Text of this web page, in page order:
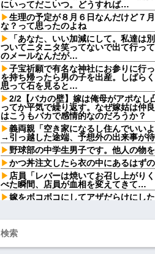
にいってだこいつ。どうすれば…
生理の予定が８月６日なんだけど７
な？って思ったのよね
「あなた、いい加減にして。私達は
ついてニタニタ笑ってないで出て行っ
のメールなんだが…
子宝祈願で有名な神社にお参りに行
を持ち帰ったら男の子を出産。しばら
思って石を見ると…
2/2【バカの壁】嫁は俺母がアポなし
ってか平気で繰り返す。なぜ嫁姑は仲
はこうもバカで感情的なのだろうか？
義両親「空き家になるし住んでいい
→引っ越した途端、予想外の出来事が
野球部の中学生男子です。他人の物
かつ丼注文したら衣の中にあるはず
店員「レバーは焼いてお召し上がり
べた瞬間、店員が血相を変えてきて…
嫁をボコボコにしてアザだらけにし
岡田斗司夫「人間の本音としてブサ
どうとるんだ」
【衝撃】浅田真央ちゃんの婚活条件
w w w w w w w